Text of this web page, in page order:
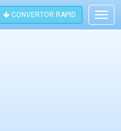
CONVERTOR RAPID